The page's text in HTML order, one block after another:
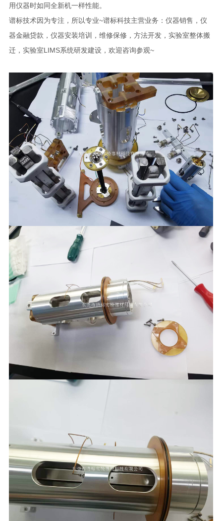
用仪器时如同全新机一样性能。
谱标技术因为专注，所以专业~谱标科技主营业务：仪器销售，仪
器金融贷款，仪器安装培训，维修保修，方法开发，实验室整体搬
迁，实验室LIMS系统研发建设，欢迎咨询参观~